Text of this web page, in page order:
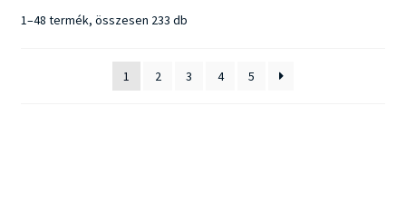
1–48 termék, összesen 233 dbSorted
1
2 3 4 5